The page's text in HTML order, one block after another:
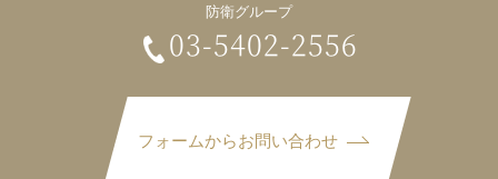
フォームからお問い合わせ
防衛グループ
03-5402-2556